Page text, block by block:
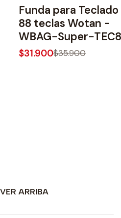
No disponible
Funda para Teclado
88 teclas Wotan -
WBAG-Super-
$31.900$35.900
ARRIBA